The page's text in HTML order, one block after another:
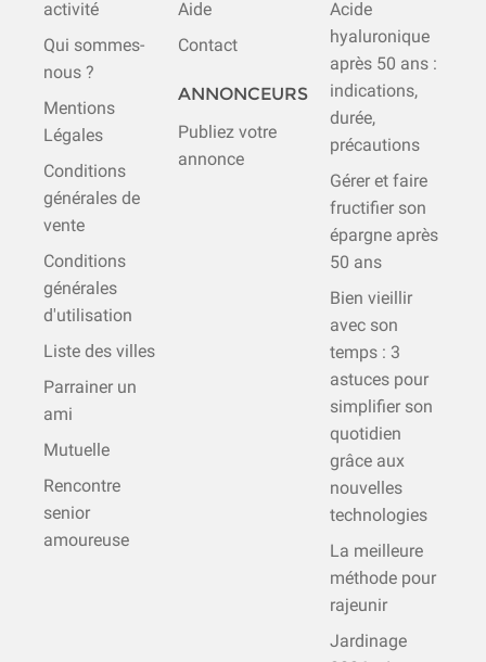
activité
Qui sommes-
nous ?
Mentions
Légales
Conditions
générales de
vente
Conditions
générales
d'utilisation
Liste des villes
Parrainer un
ami
Mutuelle
Rencontre
senior
amoureuse
Aide
Contact
ANNONCEURS
Publiez votre
annonce
Acide
hyaluronique
après 50 ans :
indications,
durée,
précautions
Gérer et faire
fructifier son
épargne après
50 ans
Bien vieillir
avec son
temps : 3
astuces pour
simplifier son
quotidien
grâce aux
nouvelles
technologies
La meilleure
méthode pour
rajeunir
Jardinage